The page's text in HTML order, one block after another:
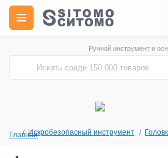
Ручной инструмент и
ГлавнаяИскробезопасный инструмент